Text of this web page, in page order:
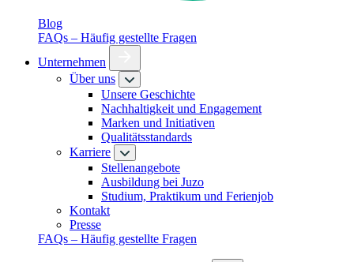
Blog
FAQs – Häufig gestellte Fragen
Unternehmen
Über uns
Unsere Geschichte
Nachhaltigkeit und Engagement
Marken und Initiativen
Qualitätsstandards
Karriere
Stellenangebote
Ausbildung bei Juzo
Studium, Praktikum und Ferienjob
Kontakt
Presse
FAQs – Häufig gestellte Fragen